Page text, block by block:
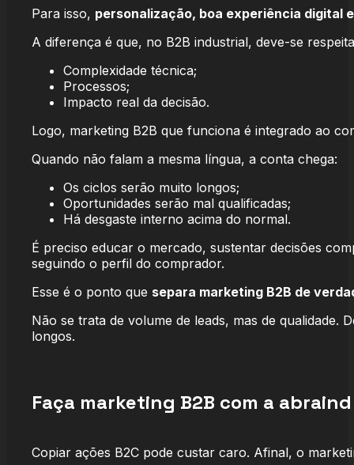
Para isso, personalização, boa experiência digital
A diferença é que, no B2B industrial, deve-se
Complexidade técnica;
Processos;
Impacto real da decisão.
Logo, marketing B2B que funciona é integrado ao
Quando não falam a mesma língua, a conta chega:
Os ciclos serão muito longos;
Oportunidades serão mal qualificadas;
Há desgaste interno acima do normal.
É preciso educar o mercado, sustentar decisões
seguindo o perfil do comprador.
Esse é o ponto que separa marketing B2B de
Não se trata de volume de leads, mas de qualidade.
longos.
Faça marketing B2B com a abraind
Copiar ações B2C pode custar caro. Afinal, o